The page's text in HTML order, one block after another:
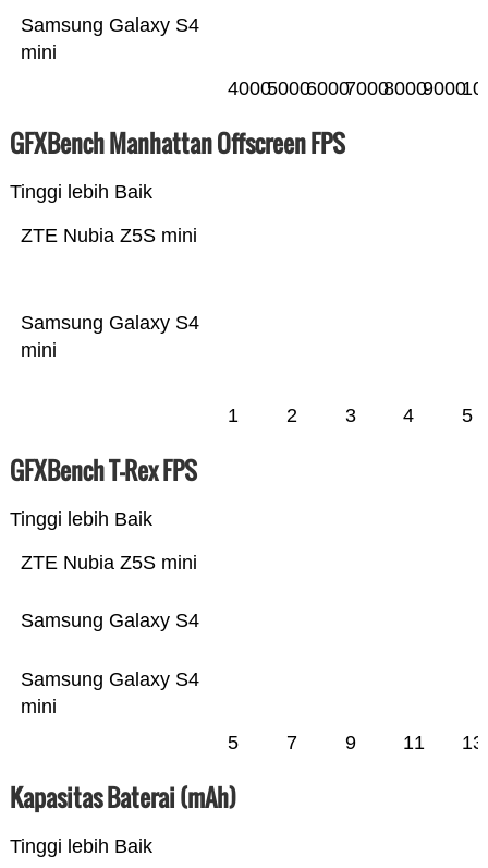
Samsung Galaxy S4
mini
400050006000700080009000
GFXBench Manhattan Offscreen FPS
Tinggi lebih Baik
Samsung Galaxy S4
mini
ZTE Nubia Z5S mini
1 2 3 4 5
GFXBench T-Rex FPS
Tinggi lebih Baik
Samsung Galaxy S4
mini
Samsung Galaxy S4
ZTE Nubia Z5S mini
5 7 9 11 13
Kapasitas Baterai (mAh)
Tinggi lebih Baik